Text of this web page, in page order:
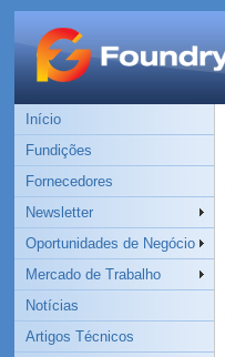
Início
Fundições
Fornecedores
Newsletter
Oportunidades de Negócio
Mercado de Trabalho
Notícias
Artigos Técnicos